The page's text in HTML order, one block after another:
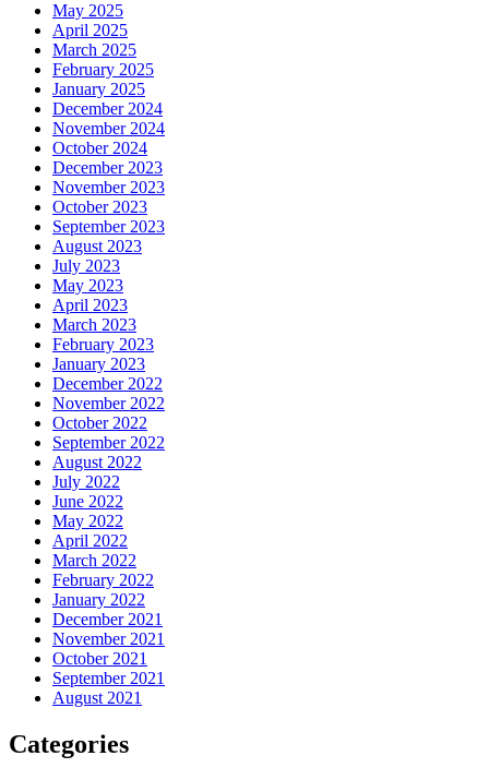
May 2025
April 2025
March 2025
February 2025
January 2025
December 2024
November 2024
October 2024
December 2023
November 2023
October 2023
September 2023
August 2023
July 2023
May 2023
April 2023
March 2023
February 2023
January 2023
December 2022
November 2022
October 2022
September 2022
August 2022
July 2022
June 2022
May 2022
April 2022
March 2022
February 2022
January 2022
December 2021
November 2021
October 2021
September 2021
August 2021
Categories